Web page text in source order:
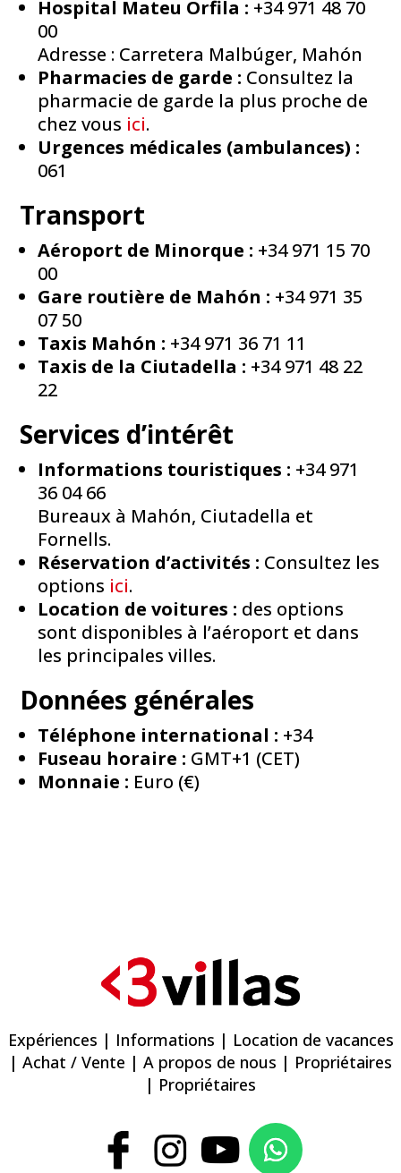
Hospital Mateu Orfila : +34 971 48 70
00
Adresse : Carretera Malbúger, Mahón
Pharmacies de garde : Consultez la
pharmacie de garde la plus proche de
chez vous ici.
Urgences médicales (ambulances) :
061
Transport
Aéroport de Minorque : +34 971 15 70
00
Gare routière de Mahón : +34 971 35
07 50
Taxis Mahón : +34 971 36 71 11
Taxis de la Ciutadella : +34 971 48 22
22
Services d’intérêt
Informations touristiques : +34 971
36 04 66
Bureaux à Mahón, Ciutadella et
Fornells.
Réservation d’activités : Consultez les
options ici.
Location de voitures : des options
sont disponibles à l’aéroport et dans
les principales villes.
Données générales
Téléphone international : +34
Fuseau horaire : GMT+1 (CET)
Monnaie : Euro (€)
Expériences | Informations | Location de vacances
| Achat / Vente | A propos de nous | Propriétaires
| Propriétaires